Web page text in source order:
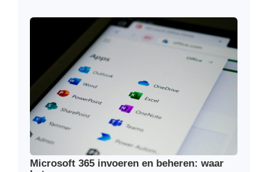
Microsoft 365 invoeren en beheren: waar